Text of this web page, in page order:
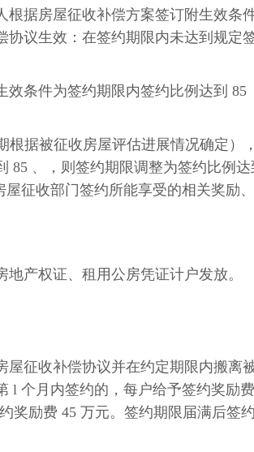
根据房屋征收补偿方案签订附生效条
协议生效：在签约期限内未达到规定
条件为签约期限内签约比例达到 85
据被征收房屋评估进展情况确定），
85 、，则签约期限调整为签约比例达
征收部门签约所能享受的相关奖励、
产权证、租用公房凭证计户发放。
征收补偿协议并在约定期限内搬离
l 个月内签约的，每户给予签约奖励费
奖励费 45 万元。签约期限届满后签约